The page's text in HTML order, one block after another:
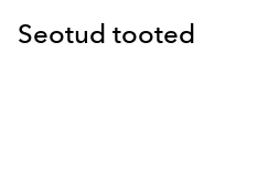
Seotud tooted